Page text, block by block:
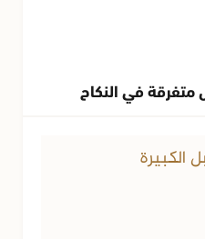
في النكاح
الكبيرة